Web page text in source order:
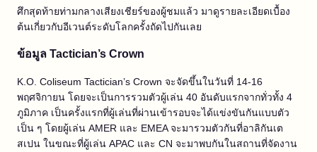
ศึกสุดท้ายท่ามกลางเสียงเชียร์ของผู้ชมแล้ว มาดูรายละเอียดเบื้อง
ต้นเกี่ยวกับอีเวนต์ระดับโลกครั้งถัดไปกันเลย
ข้อมูล Tactician’s Crown
K.O. Coliseum Tactician’s Crown จะจัดขึ้นในวันที่ 14-16
พฤศจิกายน โดยจะเป็นการรวมตัวผู้เล่น 40 อันดับแรกจากทั่วทั้ง 4
ภูมิภาค เป็นครั้งแรกที่ผู้เล่นที่ผ่านเข้ารอบจะได้แข่งขันกันแบบตัว
เป็น ๆ โดยผู้เล่น AMER และ EMEA จะมารวมตัวกันที่อาลิกันเต
สเปน ในขณะที่ผู้เล่น APAC และ CN จะมาพบกันในสถานที่จัดงาน